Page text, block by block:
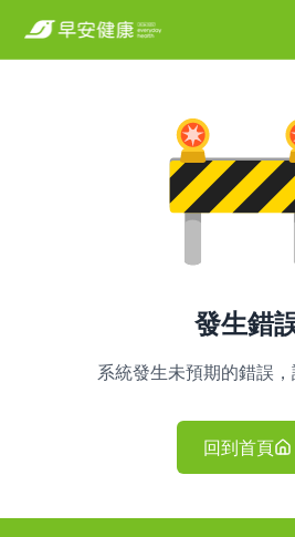
發生錯
系統發生未預期的錯誤，
回到首頁